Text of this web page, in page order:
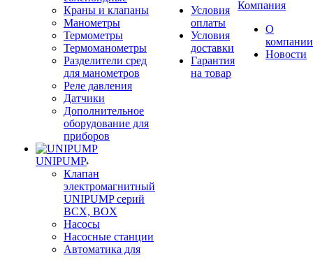
Краны и клапаны
Манометры
Термометры
Термоманометры
Разделители сред
для манометров
Реле давления
Датчики
Дополнительное
оборудование для
приборов
UNIPUMP
Клапан
электромагнитный
UNIPUMP серий
BCX, BOX
Насосы
Насосные станции
Автоматика для
Условия
оплаты
Условия
доставки
Гарантия
на товар
Компания
О
компании
Новости